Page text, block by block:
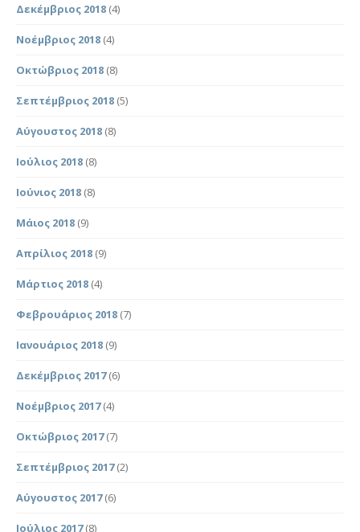
Δεκέμβριος 2018 (4)
Νοέμβριος 2018 (4)
Οκτώβριος 2018 (8)
Σεπτέμβριος 2018 (5)
Αύγουστος 2018 (8)
Ιούλιος 2018 (8)
Ιούνιος 2018 (8)
Μάιος 2018 (9)
Απρίλιος 2018 (9)
Μάρτιος 2018 (4)
Φεβρουάριος 2018 (7)
Ιανουάριος 2018 (9)
Δεκέμβριος 2017(6)
Νοέμβριος 2017(4)
Οκτώβριος 2017(7)
Σεπτέμβριος 2017(2)
Αύγουστος 2017(6)
Ιούλιος 2017(8)